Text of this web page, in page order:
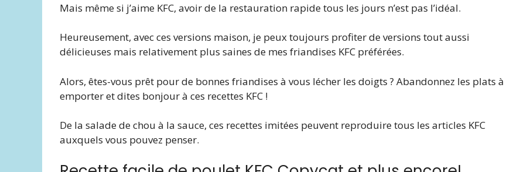
Mais même si j’aime KFC, avoir de la restauration rapide tous les jours n’est pas l’idéal.
Heureusement, avec ces versions maison, je peux toujours profiter de versions tout aussi
délicieuses mais relativement plus saines de mes friandises KFC préférées.
Alors, êtes-vous prêt pour de bonnes friandises à vous lécher les doigts ? Abandonnez les plats à
emporter et dites bonjour à ces recettes KFC !
De la salade de chou à la sauce, ces recettes imitées peuvent reproduire tous les articles KFC
auxquels vous pouvez penser.